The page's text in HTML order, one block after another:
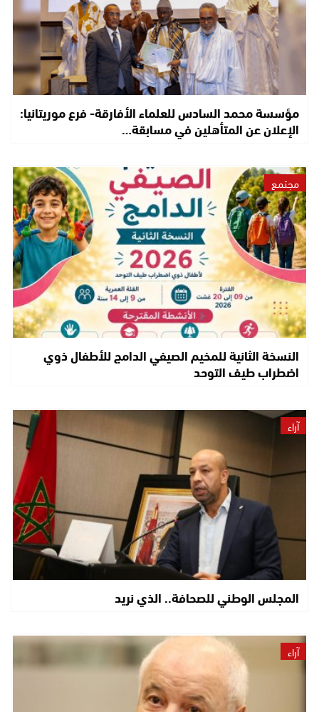
مؤسسة محمد السادس للعلماء الأفارقة- فرع موريتانيا:
الإعلان عن المتأهلين في مسابقة…
مجتمع
النسخة الثانية للمخيم الصيفي الدامج للأطفال ذوي
اضطراب طيف التوحد
آراء
المجلس الوطني للصحافة.. الذي نريد
آراء